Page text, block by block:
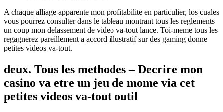
A chaque alliage apparente mon profitabilite en particulier, los cuales
vous pourrez consulter dans le tableau montrant tous les reglements
un coup mon delassement de video va-tout lance. Toi-meme tous les
regagnerez pareillement a accord illustratif sur des gaming donne
petites videos va-tout.
deux. Tous les methodes – Decrire mon
casino va etre un jeu de mome via cet
petites videos va-tout outil